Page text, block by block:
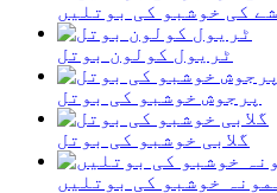
کی خوشبو کی بوتلیں
ٹریول کولون بوتل
پرجوش خوشبو کی بوتل
گلابی خوشبو کی بوتل
خوشبو کی بوتلیں